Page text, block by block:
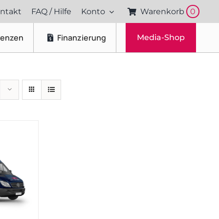
FAQ / Hilfe Konto Warenkorb 0
Fotos & Videos
Produktfotografie
Finanzierung Media-Shop